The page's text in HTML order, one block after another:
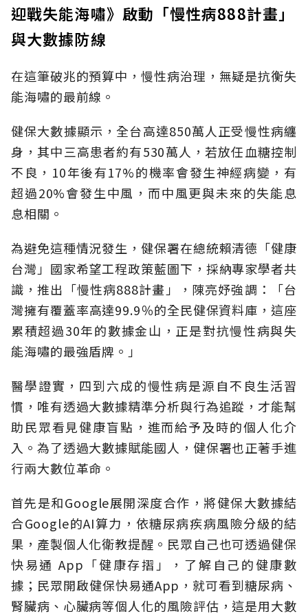
迎戰失能海嘯》啟動「慢性病888計畫」
與大數據防線
在這筆破兆的預算中，慢性病治理，無疑是抗衡失
能海嘯的最前線。
健保大數據顯示，全台高達850萬人正受慢性病纏
身，其中三高患者約有530萬人，若放任血糖控制
不良，10年後有17%的機率會發生神經病變，有
超過20%會發生中風，而中風更與未來的失能息
息相關。
為避免這種情況發生，健保署在總統賴清德「健康
台灣」國家希望工程政策藍圖下，採納專家學者共
識，推出「慢性病888計畫」，陳亮妤強調：「台
灣擁有覆蓋率高達99.9％的全民健保資料庫，這座
累積超過30年的數據金山，正是對抗慢性病與失
能海嘯的最強盾牌。」
醫學證實，四到六成的慢性病是源自不良生活習
慣，唯有透過大數據精準分析與行為追蹤，才能幫
助民眾看見健康盲點，進而給予及時的個人化介
入。為了透過大數據賦能國人，健保署也正著手進
行兩大數位革命。
首先是和Google展開深度合作，將健保大數據結
合Google的AI算力，依糖尿病疾病風險分級的結
果，產製個人化衛教提醒。民眾自己也可透過健保
快易通 App「健康存摺」，了解自己的健康數
據；民眾開啟健保快易通App，就可看到糖尿病、
腎臟病、心臟病等個人化的風險評估，這是用大數